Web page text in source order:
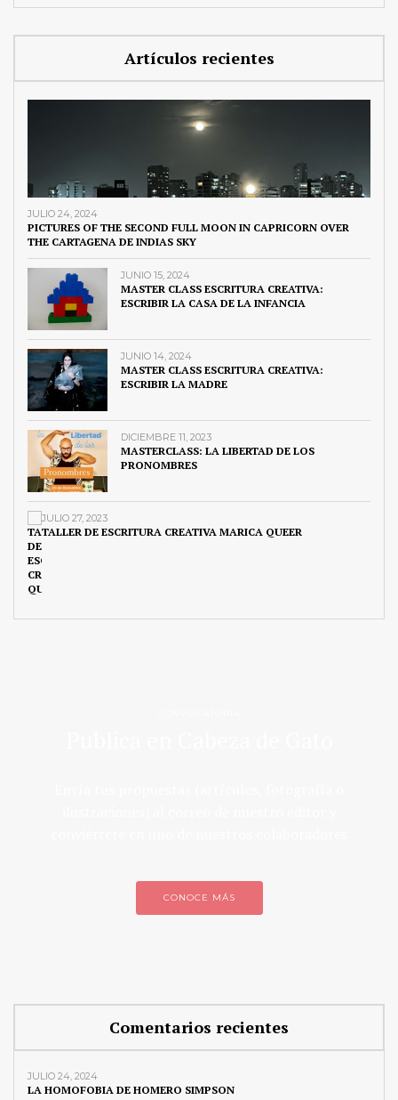
Artículos recientes
JULIO 24, 2024
PICTURES OF THE SECOND FULL MOON IN CAPRICORN OVER
THE CARTAGENA DE INDIAS SKY
JUNIO 15, 2024
MASTER CLASS ESCRITURA CREATIVA:
ESCRIBIR LA CASA DE LA INFANCIA
JUNIO 14, 2024
MASTER CLASS ESCRITURA CREATIVA:
ESCRIBIR LA MADRE
DICIEMBRE 11, 2023
MASTERCLASS: LA LIBERTAD DE LOS
PRONOMBRES
JULIO 27, 2023
TALLER DE ESCRITURA CREATIVA MARICA QUEER
CONOCE MÁS
Comentarios recientes
JULIO 24, 2024
LA HOMOFOBIA DE HOMERO SIMPSON